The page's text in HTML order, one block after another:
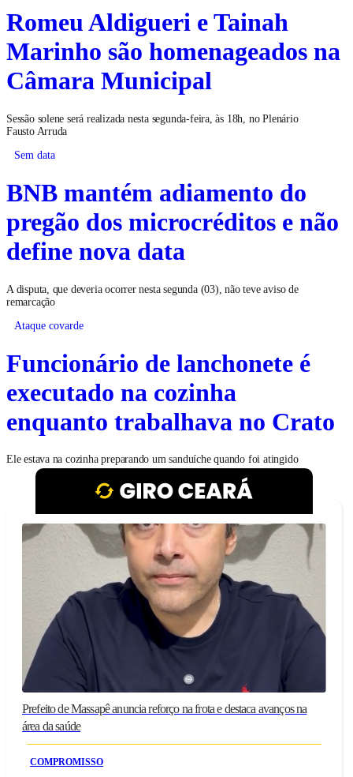
Romeu Aldigueri e Tainah
Marinho são homenageados na
Câmara Municipal
Sessão solene será realizada nesta segunda-feira, às 18h, no Plenário
Fausto Arruda
Sem data
BNB mantém adiamento do
pregão dos microcréditos e não
define nova data
A disputa, que deveria ocorrer nesta segunda (03), não teve aviso de
remarcação
Ataque covarde
Funcionário de lanchonete é
executado na cozinha
enquanto trabalhava no Crato
Ele estava na cozinha preparando um sanduíche quando foi atingido
Prefeito de Massapê anuncia reforço na frota e destaca avanços na
área da saúde
COMPROMISSO